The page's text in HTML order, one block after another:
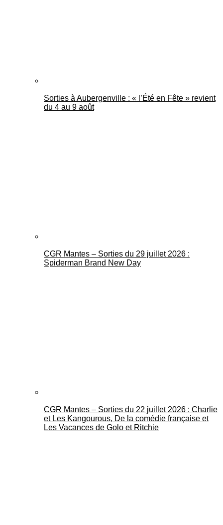
Sorties à Aubergenville : « l’Été en Fête » revient
du 4 au 9 août
CGR Mantes – Sorties du 29 juillet 2026 :
Spiderman Brand New Day
CGR Mantes – Sorties du 22 juillet 2026 : Charlie
et Les Kangourous, De la comédie française et
Les Vacances de Golo et Ritchie